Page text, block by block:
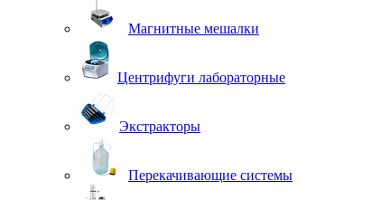
Магнитные мешалки
Центрифуги лабораторные
Экстракторы
Перекачивающие системы